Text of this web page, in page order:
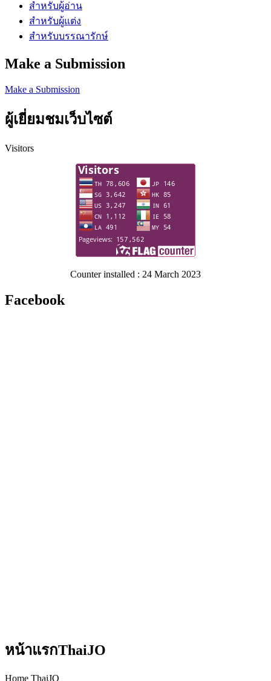
สำหรับผู้อ่าน
สำหรับผู้แต่ง
สำหรับบรรณารักษ์
Make a Submission
Make a Submission
ผู้เยี่ยมชมเว็บไซต์
Visitors
Counter installed : 24 March 2023
Facebook
หน้าแรกThaiJO
Home ThaiJO